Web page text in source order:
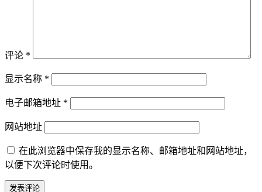
评论 *
显示名称 *
电子邮箱地址 *
网站地址
在此浏览器中保存我的显示名称、邮箱地址和网站地址，
以便下次评论时使用。